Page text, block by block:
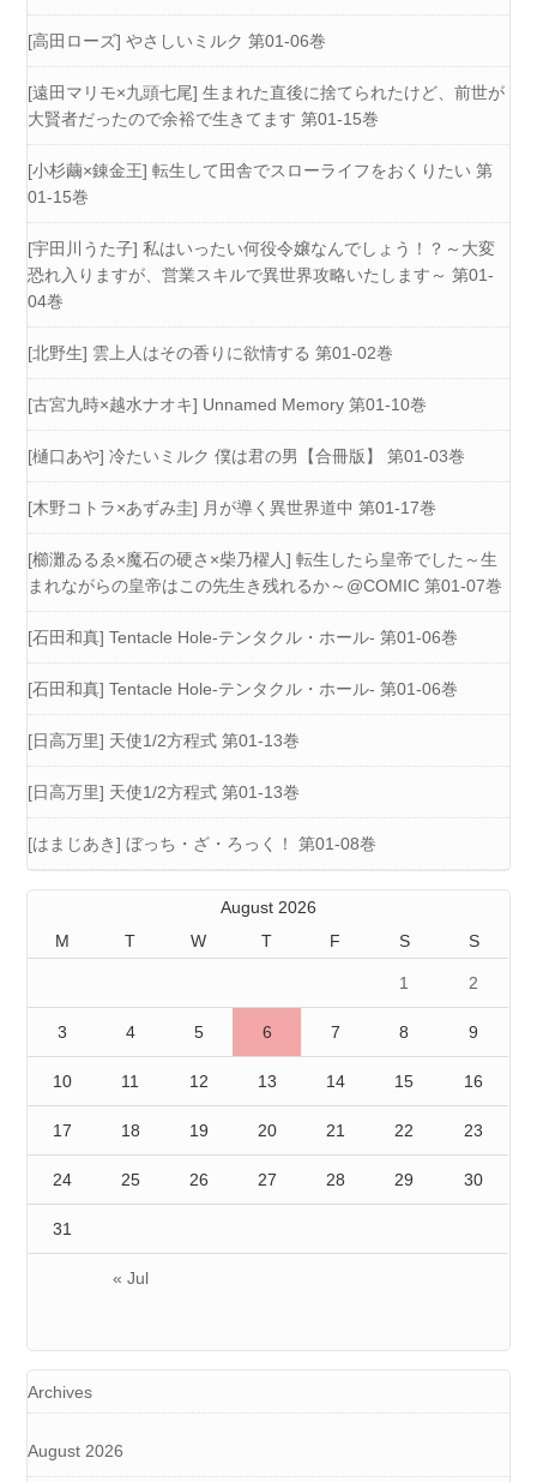
[高田ローズ] やさしいミルク 第01-06巻
[遠田マリモ×九頭七尾] 生まれた直後に捨てられたけど、前世が
大賢者だったので余裕で生きてます 第01-15巻
[小杉繭×錬金王] 転生して田舎でスローライフをおくりたい 第
01-15巻
[宇田川うた子] 私はいったい何役令嬢なんでしょう！？～大変
恐れ入りますが、営業スキルで異世界攻略いたします～ 第01-
04巻
[北野生] 雲上人はその香りに欲情する 第01-02巻
[古宮九時×越水ナオキ] Unnamed Memory 第01-10巻
[樋口あや] 冷たいミルク 僕は君の男【合冊版】 第01-03巻
[木野コトラ×あずみ圭] 月が導く異世界道中 第01-17巻
[櫛灘ゐるゑ×魔石の硬さ×柴乃櫂人] 転生したら皇帝でした～生
まれながらの皇帝はこの先生き残れるか～@COMIC 第01-07巻
[石田和真] Tentacle Hole-テンタクル・ホール- 第01-06巻
[石田和真] Tentacle Hole-テンタクル・ホール- 第01-06巻
[日高万里] 天使1/2方程式 第01-13巻
[日高万里] 天使1/2方程式 第01-13巻
[はまじあき] ぼっち・ざ・ろっく！ 第01-08巻
August 2026
M
T W T F S S
« Jul
1 2
3 4 5 6 7 8 9
10 11 12 13 14 15 16
17 18 19 20 21 22 23
24 25 26 27 28 29 30
31
Archives
August 2026